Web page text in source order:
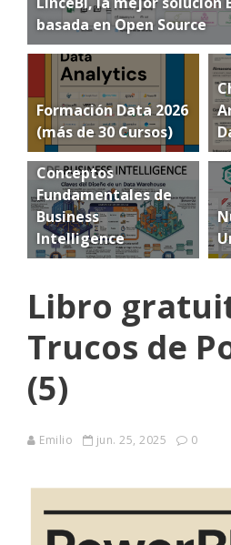
basada en Open Source
Formación Data 2026
(más de 30 Cursos)
Conceptos
Fundamentales de
Business
Intelligence
Libro
Trucos de
(5)
Emilio jun. 25, 2025 0